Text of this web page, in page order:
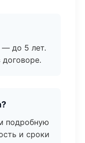
до 5 лет.
подробную
и сроки